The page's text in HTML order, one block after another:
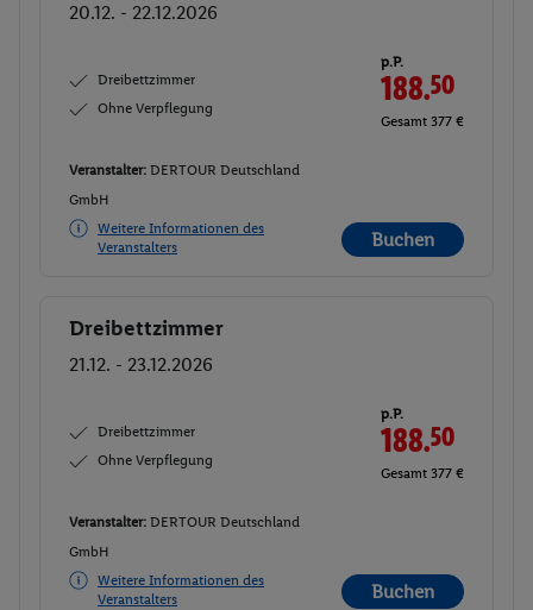
20.12. - 22.12.2026
Dreibettzimmer
Ohne Verpflegung
p.P.
188.50
Gesamt 377 €
Veranstalter: DERTOUR Deutschland
GmbH
Weitere Informationen des
Veranstalters
Buchen
Buchen
Dreibettzimmer
21.12. - 23.12.2026
Dreibettzimmer
Ohne Verpflegung
p.P.
188.50
Gesamt 377 €
Veranstalter: DERTOUR Deutschland
GmbH
Weitere Informationen des
Veranstalters
Buchen